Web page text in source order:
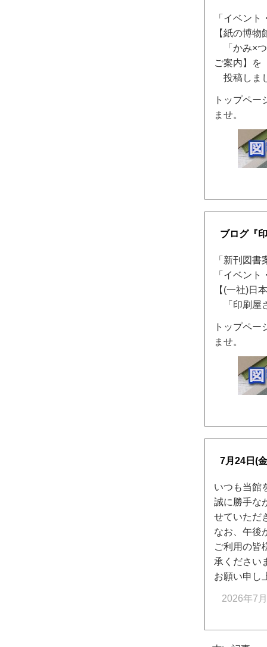
「イベン
【紙の博物
「かみ×つ
ご案内】を
投稿しま
トップペ
ませ。
ブログ『
「新刊図書
「イベン
【(一社)日
「印刷屋
トップペ
ませ。
7月24日(
いつも当館
誠に勝手な
せていただ
なお、午後
ご利用の皆
承ください
お願い申し
2026年7